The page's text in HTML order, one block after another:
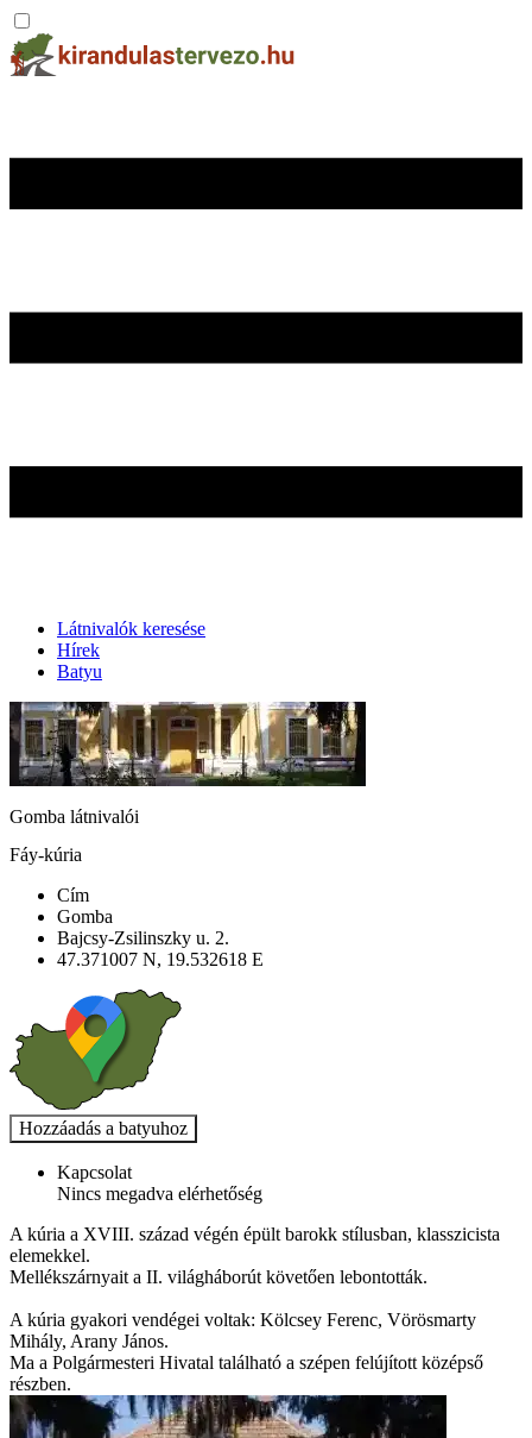
Látnivalók keresése
Hírek
Batyu
Gomba látnivalói
Fáy-kúria
Cím
Gomba
Bajcsy-Zsilinszky u. 2.
47.371007 N, 19.532618 E
Kapcsolat
Nincs megadva elérhetőség
A kúria a XVIII. század végén épült barokk stílusban, klasszicista
elemekkel.
Mellékszárnyait a II. világháborút követően lebontották.
A kúria gyakori vendégei voltak: Kölcsey Ferenc, Vörösmarty
Mihály, Arany János.
Ma a Polgármesteri Hivatal található a szépen felújított középső
részben.